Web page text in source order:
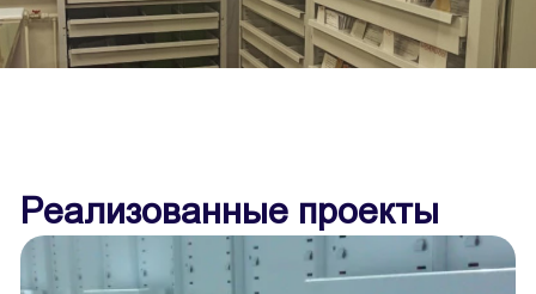
Реализованные проекты